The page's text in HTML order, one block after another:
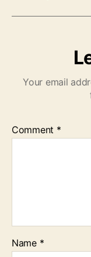
Your email
Comment *
Name *